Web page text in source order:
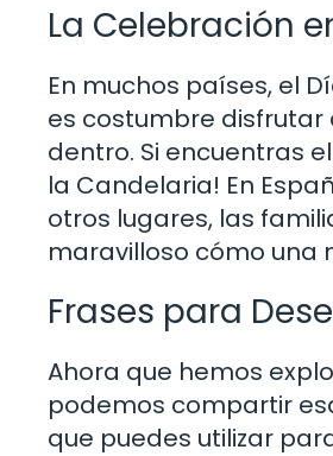
La Celebración
En muchos países, el
es costumbre disfrutar
dentro. Si encuentras
la Candelaria! En
otros lugares, las
maravilloso cómo una
Frases para
Ahora que hemos
podemos compartir
que puedes utilizar